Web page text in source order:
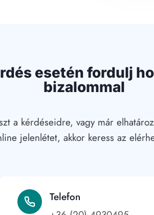
esetén fordulj
bizalommal
a kérdéseidre, vagy már
jelenlétet, akkor keress az
Telefon